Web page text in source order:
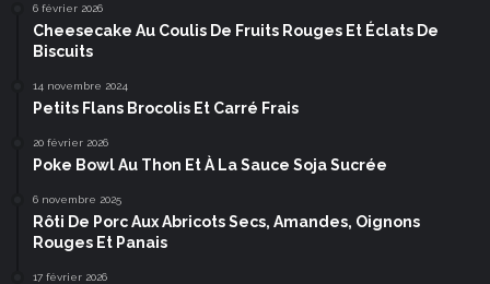
6 février 2026
Cheesecake Au Coulis De Fruits Rouges Et Éclats De
Biscuits
14 novembre 2024
Petits Flans Brocolis Et Carré Frais
20 février 2026
Poke Bowl Au Thon Et À La Sauce Soja Sucrée
6 novembre 2025
Rôti De Porc Aux Abricots Secs, Amandes, Oignons
Rouges Et Panais
17 février 2026